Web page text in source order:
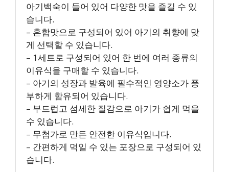
아기백숙이 들어 있어 다양한 맛을 즐길 수 있
습니다.
– 혼합맛으로 구성되어 있어 아기의 취향에 맞
게 선택할 수 있습니다.
– 1세트로 구성되어 있어 한 번에 여러 종류의
이유식을 구매할 수 있습니다.
– 아기의 성장과 발육에 필수적인 영양소가 풍
부하게 함유되어 있습니다.
– 부드럽고 섬세한 질감으로 아기가 쉽게 먹을
수 있습니다.
– 무첨가로 만든 안전한 이유식입니다.
– 간편하게 먹일 수 있는 포장으로 구성되어 있
습니다.